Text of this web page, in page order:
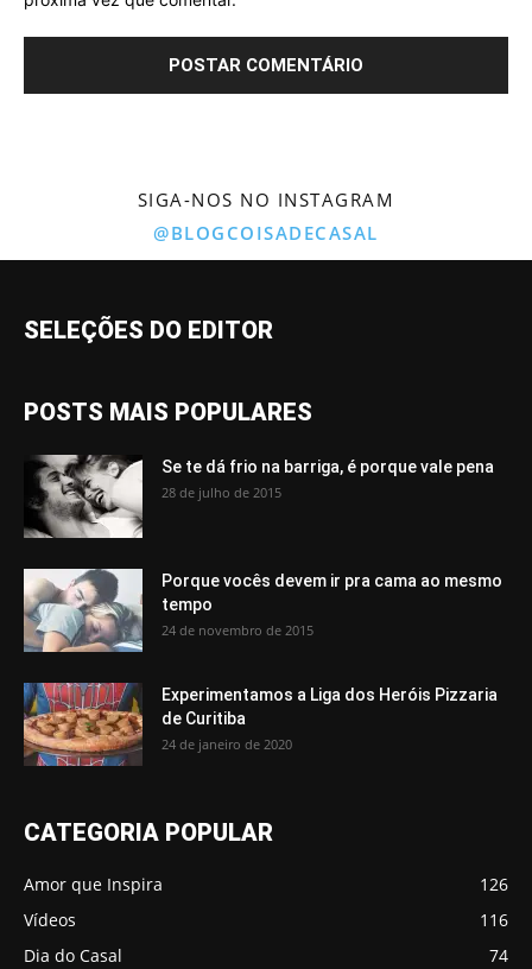
SIGA-NOS NO INSTAGRAM
@BLOGCOISADECASAL
SELEÇÕES DO EDITOR
POSTS MAIS POPULARES
Se te dá frio na barriga, é porque vale pena
28 de julho de 2015
Porque vocês devem ir pra cama ao mesmo
tempo
24 de novembro de 2015
Experimentamos a Liga dos Heróis Pizzaria
de Curitiba
24 de janeiro de 2020
CATEGORIA POPULAR
Amor que Inspira
126
Vídeos
116
Dia do Casal
74